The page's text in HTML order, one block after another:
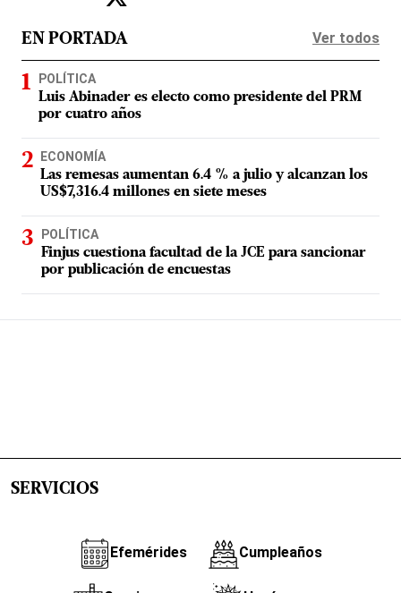
EN PORTADA Ver todos
POLÍTICA
Luis Abinader es electo como presidente del PRM
por cuatro años
ECONOMÍA
Las remesas aumentan 6.4 % a julio y alcanzan los
US$7,316.4 millones en siete meses
POLÍTICA
Finjus cuestiona facultad de la JCE para sancionar
por publicación de encuestas
SERVICIOS
Efemérides Cumpleaños